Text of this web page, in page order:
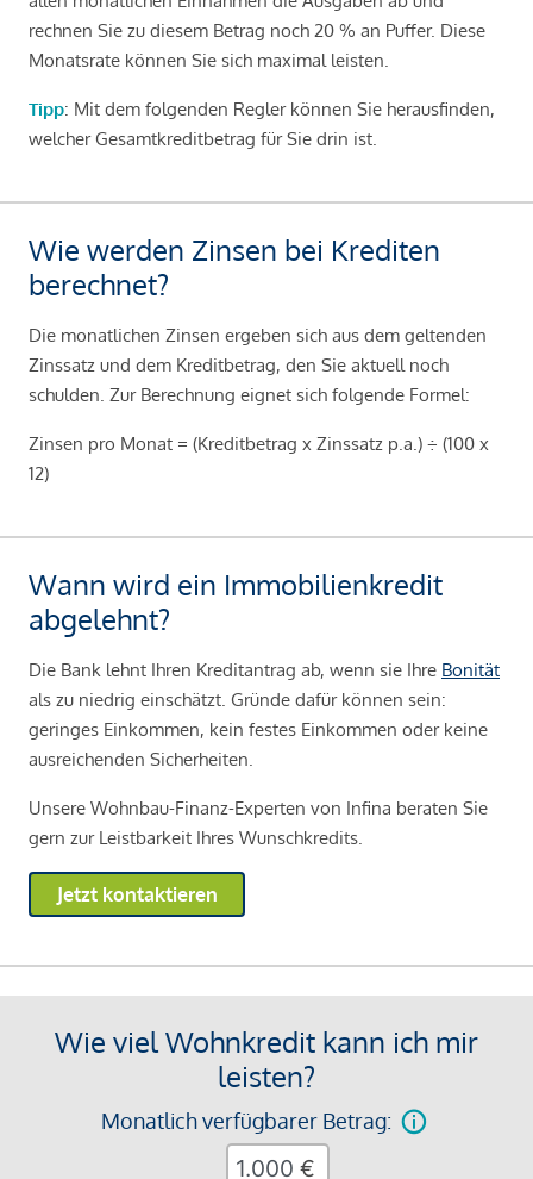
rechnen Sie zu diesem Betrag noch 20 % an Puffer. Diese
Monatsrate können Sie sich maximal leisten.
Tipp: Mit dem folgenden Regler können Sie herausfinden,
welcher Gesamtkreditbetrag für Sie drin ist.
Wie werden Zinsen bei Krediten
berechnet?
Die monatlichen Zinsen ergeben sich aus dem geltenden
Zinssatz und dem Kreditbetrag, den Sie aktuell noch
schulden. Zur Berechnung eignet sich folgende Formel:
Zinsen pro Monat = (Kreditbetrag x Zinssatz p.a.) ÷ (100 x
12)
Wann wird ein Immobilienkredit
abgelehnt?
Die Bank lehnt Ihren Kreditantrag ab, wenn sie Ihre Bonität
als zu niedrig einschätzt. Gründe dafür können sein:
geringes Einkommen, kein festes Einkommen oder keine
ausreichenden Sicherheiten.
Unsere Wohnbau-Finanz-Experten von Infina beraten Sie
gern zur Leistbarkeit Ihres Wunschkredits.
Jetzt kontaktieren
Wie viel Wohnkredit kann ich mir
leisten?
Monatlich verfügbarer Betrag:
€